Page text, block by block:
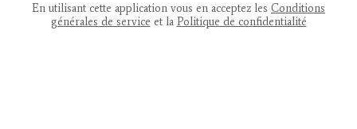
En utilisant cette application vous en acceptez les Conditions
générales de service et la Politique de confidentialité